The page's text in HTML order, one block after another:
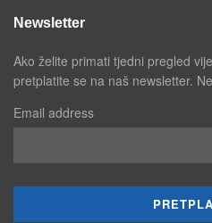
Newsletter
Ako želite primati tjedni pregled
pretplatite se na naš newsletter.
Email address